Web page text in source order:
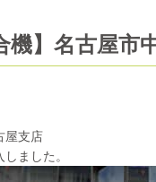
機】名古屋
屋支店
ました。